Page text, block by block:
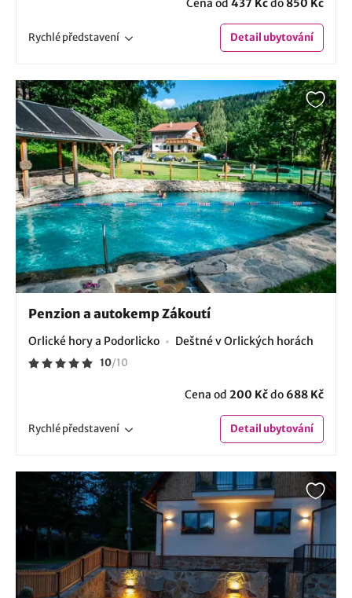
Cena od 437 Kčdo 850 Kč
Rychlépředstavení Detailubytování
Penzion a autokemp Zákoutí
Orlické hory a Podorlicko Deštné v Orlických horách
10/10
Cena od 200 Kčdo 688 Kč
Rychlépředstavení Detailubytování